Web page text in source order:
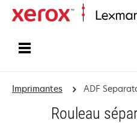
Imprimantes ADF
Rouleau